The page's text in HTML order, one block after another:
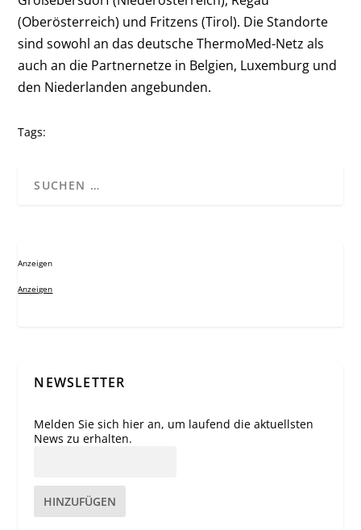
(Oberösterreich) und Fritzens (Tirol). Die Standorte
sind sowohl an das deutsche ThermoMed-Netz als
auch an die Partnernetze in Belgien, Luxemburg und
den Niederlanden angebunden.
Tags:
Anzeigen
Anzeigen
NEWSLETTER
Melden Sie sich hier an, um laufend die aktuellsten
News zu erhalten.
HINZUFÜGEN